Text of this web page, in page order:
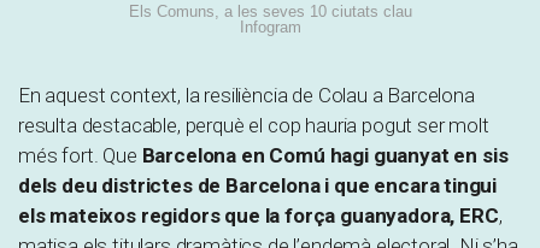
Els Comuns, a les seves 10 ciutats clau
Infogram
En aquest context, la resiliència de Colau a Barcelona
resulta destacable, perquè el cop hauria pogut ser molt
més fort. Que Barcelona en Comú hagi guanyat en sis
dels deu districtes de Barcelona i que encara tingui
els mateixos regidors que la força guanyadora, ERC,